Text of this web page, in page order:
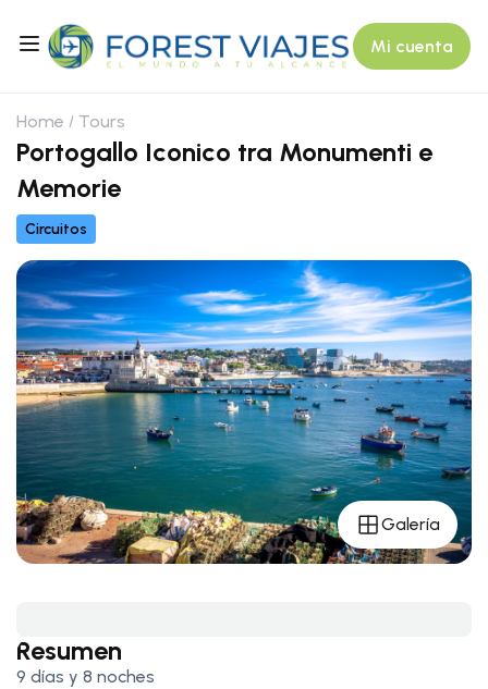
Mi cuenta
Home Tours
Portogallo Iconico tra Monumenti e
Memorie
Circuitos
Galería
Resumen
9 días y 8 noches